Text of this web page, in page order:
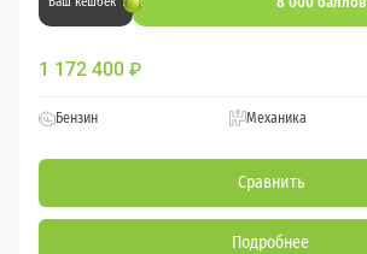
1 172 400 ₽
Бензин Механика
Сравнить
Подробнее